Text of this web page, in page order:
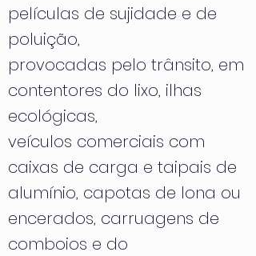
películas de sujidade e de
poluição,
provocadas pelo trânsito, em
contentores do lixo, ilhas
ecológicas,
veículos comerciais com
caixas de carga e taipais de
alumínio, capotas de lona ou
encerados, carruagens de
comboios e do